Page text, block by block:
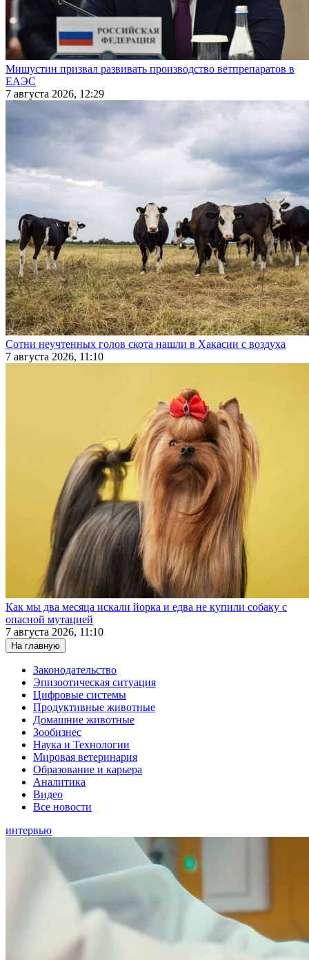
Мишустин призвал развивать производство ветпрепаратов в
ЕАЭС
7 августа 2026, 12:29
Сотни неучтенных голов скота нашли в Хакасии с воздуха
7 августа 2026, 11:10
Как мы два месяца искали йорка и едва не купили собаку с
опасной мутацией
7 августа 2026, 11:10
На главную
Законодательство
Эпизоотическая ситуация
Цифровые системы
Продуктивные животные
Домашние животные
Зообизнес
Наука и Технологии
Мировая ветеринария
Образование и карьера
Аналитика
Видео
Все новости
интервью